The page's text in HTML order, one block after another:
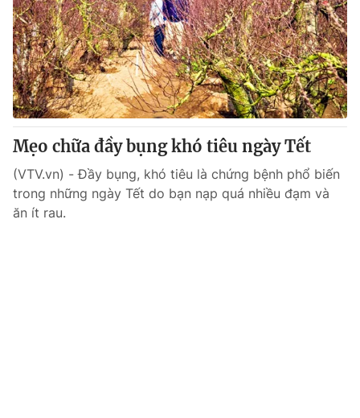
Mẹo chữa đầy bụng khó tiêu ngày Tết
(VTV.vn) - Đầy bụng, khó tiêu là chứng bệnh phổ biến
trong những ngày Tết do bạn nạp quá nhiều đạm và
ăn ít rau.